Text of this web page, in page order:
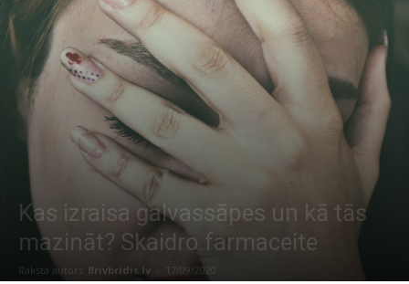
Kas izraisa galvassāpes un kā tās
mazināt? Skaidro farmaceite
Raksta autors Brivbridis.lv 17/09/2020